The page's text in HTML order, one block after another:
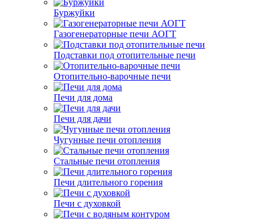
Буржуйки
Газогенераторные печи АОГТ
Подставки под отопительные печи
Отопительно-варочные печи
Печи для дома
Печи для дачи
Чугунные печи отопления
Стальные печи отопления
Печи длительного горения
Печи с духовкой